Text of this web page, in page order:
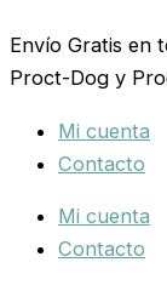
al
contenido
Envío Gratis en
Proct-Dog y
Mi cuenta
Contacto
Mi cuenta
Contacto
...
NYLON
20x110
HAPPY
AZUL
cantidad